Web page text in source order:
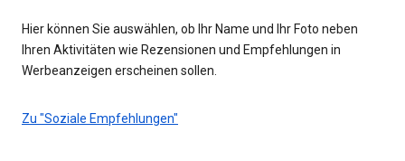
Hier können Sie auswählen, ob Ihr Name und Ihr Foto neben
Ihren Aktivitäten wie Rezensionen und Empfehlungen in
Werbeanzeigen erscheinen sollen.
Zu "Soziale Empfehlungen"